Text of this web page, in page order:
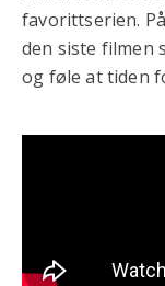
favorittserien.
den siste filmen
og føle at tiden